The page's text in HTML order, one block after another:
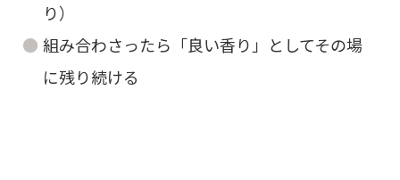
り）
組み合わさったら「良い香り」としてその場
に残り続ける